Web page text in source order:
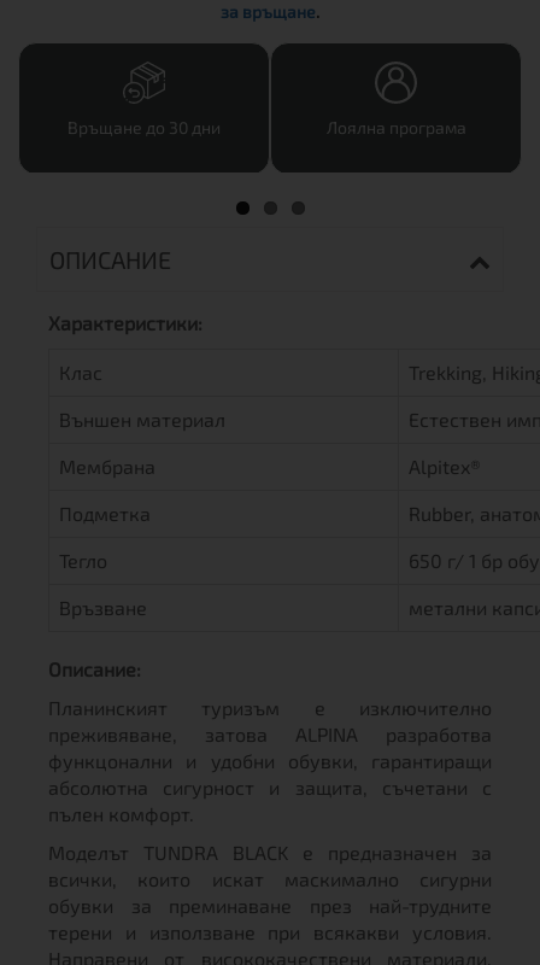
за връщане.
Връщане до 30 дни Лоялна програма
ОПИСАНИЕ
Характеристики:
Клас Trekking,
Външен материал Естествен
Мембрана Alpitex®
Подметка Rubber,
Тегло 650 г/ 1 бр
Връзване метални
Описание:
Планинският туризъм е изключително
преживяване, затова ALPINA разработва
функцонални и удобни обувки, гарантиращи
абсолютна сигурност и защита, съчетани с
пълен комфорт.
Моделът TUNDRA BLACK е предназначен за
всички, които искат маскимално сигурни
обувки за преминаване през най-трудните
терени и използване при всякакви условия.
Направени от висококачествени материали,